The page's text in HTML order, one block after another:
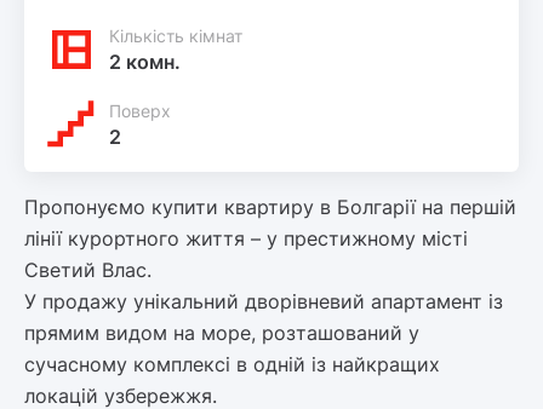
Кількість кімнат
2 комн.
Поверх
2
Пропонуємо купити квартиру в Болгарії на першій
лінії курортного життя – у престижному місті
Светий Влас.
У продажу унікальний дворівневий апартамент із
прямим видом на море, розташований у
сучасному комплексі в одній із найкращих
локацій узбережжя.